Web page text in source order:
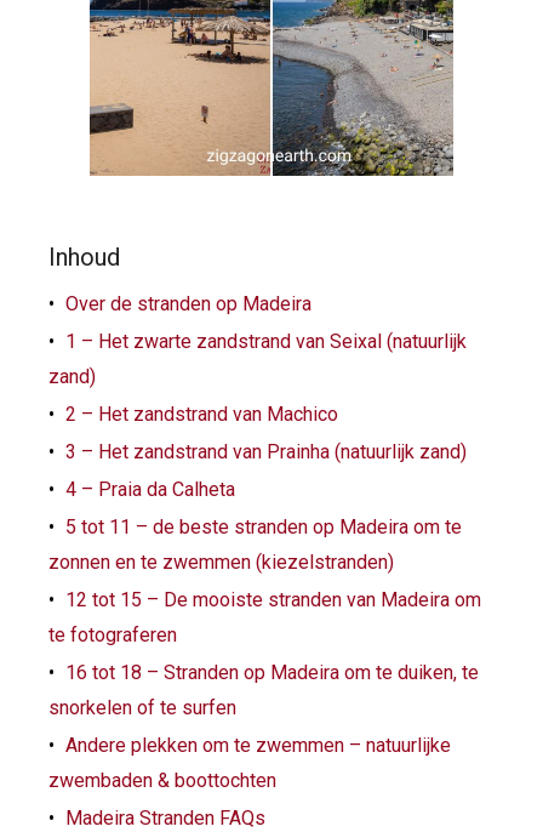
Inhoud
Over de stranden op Madeira
1 – Het zwarte zandstrand van Seixal (natuurlijk
zand)
2 – Het zandstrand van Machico
3 – Het zandstrand van Prainha (natuurlijk zand)
4 – Praia da Calheta
5 tot 11 – de beste stranden op Madeira om te
zonnen en te zwemmen (kiezelstranden)
12 tot 15 – De mooiste stranden van Madeira om
te fotograferen
16 tot 18 – Stranden op Madeira om te duiken, te
snorkelen of te surfen
Andere plekken om te zwemmen – natuurlijke
zwembaden & boottochten
Madeira Stranden FAQs